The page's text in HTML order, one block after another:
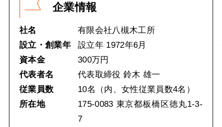
企業情報
社名
有限会社八槻木工所
設立・創業年
設立年 1972年6月
資本金
300万円
代表者名
代表取締役 鈴木 雄一
従業員数
10名（内、女性従業員数4名）
所在地
175-0083 東京都板橋区徳丸1-3-
7